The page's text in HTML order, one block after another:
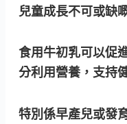
兒童成長不可或缺
食用牛初乳可以促
分利用營養，支持
特別係早產兒或發